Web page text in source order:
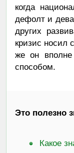
когда
дефолт и
других
кризис носил
же он
способом.
Это полезно
Какое